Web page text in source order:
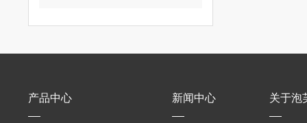
产品中心 新闻中心 关于泡